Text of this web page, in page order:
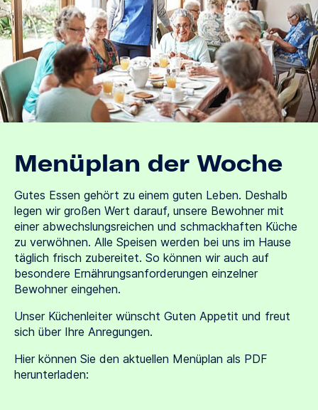
Menüplan der Woche
Gutes Essen gehört zu einem guten Leben. Deshalb
legen wir großen Wert darauf, unsere Bewohner mit
einer abwechslungsreichen und schmackhaften Küche
zu verwöhnen. Alle Speisen werden bei uns im Hause
täglich frisch zubereitet. So können wir auch auf
besondere Ernährungsanforderungen einzelner
Bewohner eingehen.
Unser Küchenleiter wünscht Guten Appetit und freut
sich über Ihre Anregungen.
Hier können Sie den aktuellen Menüplan als PDF
herunterladen: